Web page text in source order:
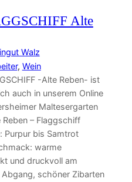
Alte
Walz
, Wein
-Alte Reben- ist
auch in unserem Online
Maltesergarten
– Flaggschiff
Purpur bis Samtrot
warme
und druckvoll am
schöner Zibarten